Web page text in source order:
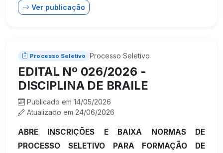
Ver publicação
Processo Seletivo Processo Seletivo
EDITAL Nº 026/2026 -
DISCIPLINA DE BRAILE
Publicado em 14/05/2026
Atualizado em 24/06/2026
ABRE INSCRIÇÕES E BAIXA NORMAS DE
PROCESSO SELETIVO PARA FORMAÇÃO DE